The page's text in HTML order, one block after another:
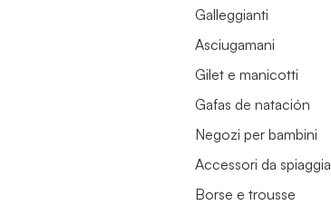
Galleggianti
Asciugamani
Gilet e manicotti
Gafas de natación
Negozi per bambini
Accessori da spiaggia
Borse e trousse